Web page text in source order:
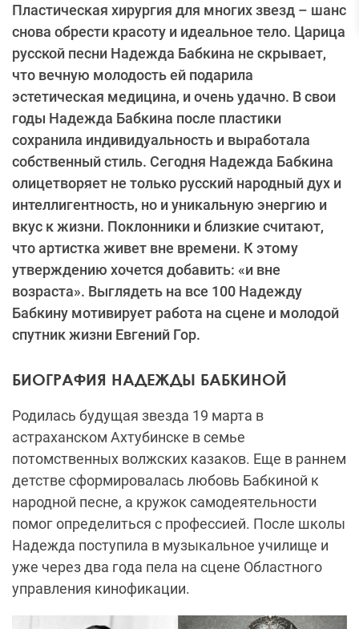
Пластическая хирургия для многих звезд – шанс
снова обрести красоту и идеальное тело. Царица
русской песни Надежда Бабкина не скрывает,
что вечную молодость ей подарила
эстетическая медицина, и очень удачно. В свои
годы Надежда Бабкина после пластики
сохранила индивидуальность и выработала
собственный стиль. Сегодня Надежда Бабкина
олицетворяет не только русский народный дух и
интеллигентность, но и уникальную энергию и
вкус к жизни. Поклонники и близкие считают,
что артистка живет вне времени. К этому
утверждению хочется добавить: «и вне
возраста». Выглядеть на все 100 Надежду
Бабкину мотивирует работа на сцене и молодой
спутник жизни Евгений Гор.
БИОГРАФИЯ НАДЕЖДЫ БАБКИНОЙ
Родилась будущая звезда 19 марта в
астраханском Ахтубинске в семье
потомственных волжских казаков. Еще в раннем
детстве сформировалась любовь Бабкиной к
народной песне, а кружок самодеятельности
помог определиться с профессией. После школы
Надежда поступила в музыкальное училище и
уже через два года пела на сцене Областного
управления кинофикации.